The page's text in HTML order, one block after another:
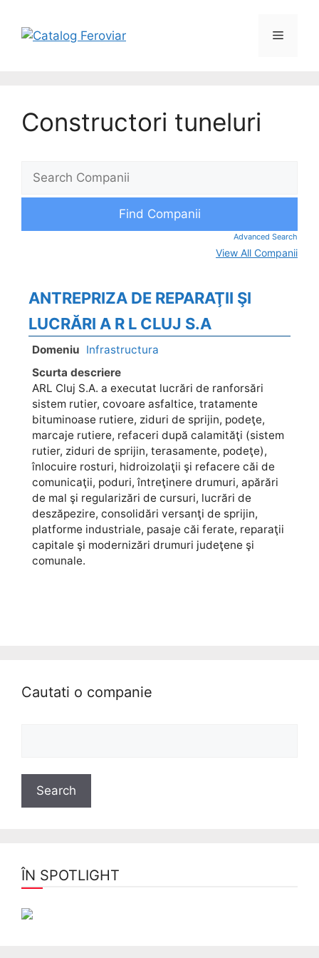
Constructori tuneluri
Advanced Search
View All Companii
ANTREPRIZA DE REPARAŢII ŞI
LUCRĂRI A R L CLUJ S.A
Domeniu Infrastructura
Scurta descriere
ARL Cluj S.A. a executat lucrări de ranforsări
sistem rutier, covoare asfaltice, tratamente
bituminoase rutiere, ziduri de sprijin, podeţe,
marcaje rutiere, refaceri după calamităţi (sistem
rutier, ziduri de sprijin, terasamente, podeţe),
înlocuire rosturi, hidroizolaţii şi refacere căi de
comunicaţii, poduri, întreţinere drumuri, apărări
de mal şi regularizări de cursuri, lucrări de
deszăpezire, consolidări versanţi de sprijin,
platforme industriale, pasaje căi ferate, reparaţii
capitale şi modernizări drumuri judeţene şi
comunale.
Cautati o companie
ÎN SPOTLIGHT